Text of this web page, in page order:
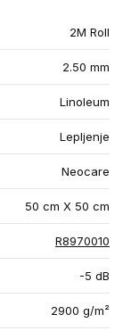
2M Roll
2.50 mm
Linoleum
Lepljenje
Neocare
50 cm X 50 cm
R8970010
-5 dB
2900 g/m²